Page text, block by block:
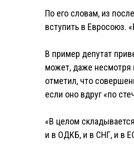
По его словам, из
вступить в Евросоюз.
В пример депутат
может, даже несмотря
отметил, что
если оно вдруг «по
«В целом
и в ОДКБ, и в СНГ, и в